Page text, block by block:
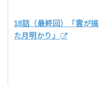
18話（最終回）「雲が
た月明かり」